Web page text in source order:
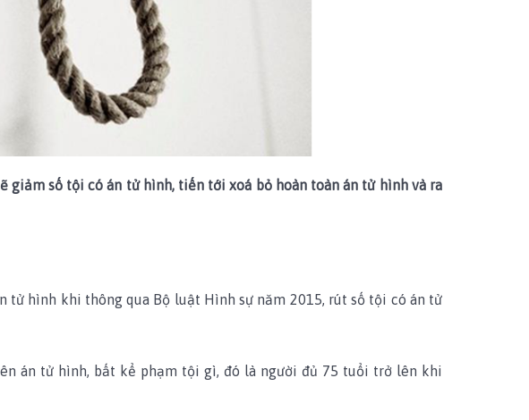
giảm số tội có án tử hình, tiến tới xoá bỏ hoàn toàn án tử hình và ra
hình khi thông qua Bộ luật Hình sự năm 2015, rút số tội có án tử
án tử hình, bất kể phạm tội gì, đó là người đủ 75 tuổi trở lên khi